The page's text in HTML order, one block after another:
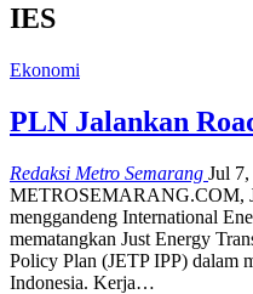
IES
Ekonomi
PLN Jalankan
Redaksi Metro Semarang Jul
METROSEMARANG.COM,
menggandeng International
mematangkan Just Energy
Policy Plan (JETP IPP) dalam
Indonesia. Kerja…